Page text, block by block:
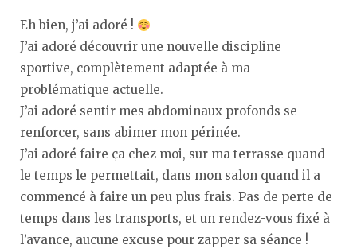
Eh bien, j’ai adoré !
J’ai adoré découvrir une nouvelle discipline
sportive, complètement adaptée à ma
problématique actuelle.
J’ai adoré sentir mes abdominaux profonds se
renforcer, sans abimer mon périnée.
J’ai adoré faire ça chez moi, sur ma terrasse quand
le temps le permettait, dans mon salon quand il a
commencé à faire un peu plus frais. Pas de perte de
temps dans les transports, et un rendez-vous fixé à
l’avance, aucune excuse pour zapper sa séance !